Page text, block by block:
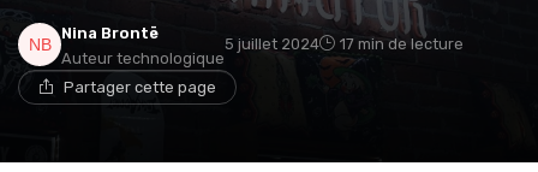
Nina Brontë
Auteur technologique
5 juillet 2024 17 min de lecture
Partager cette page